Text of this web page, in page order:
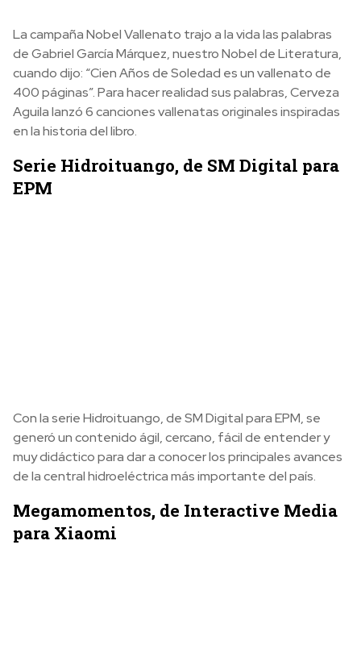
La campaña Nobel Vallenato trajo a la vida las palabras
de Gabriel García Márquez, nuestro Nobel de Literatura,
cuando dijo: “Cien Años de Soledad es un vallenato de
400 páginas”. Para hacer realidad sus palabras, Cerveza
Aguila lanzó 6 canciones vallenatas originales inspiradas
en la historia del libro.
Serie Hidroituango, de SM Digital para
EPM
Con la serie Hidroituango, de SM Digital para EPM, se
generó un contenido ágil, cercano, fácil de entender y
muy didáctico para dar a conocer los principales avances
de la central hidroeléctrica más importante del país.
Megamomentos, de Interactive Media
para Xiaomi